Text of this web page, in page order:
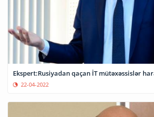
Ekspert:Rusiyadan qaçan İT mütəxəssislər
22-04-2022